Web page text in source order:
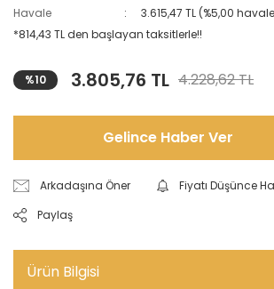
Havale
3.615,47 TL (%5,00
*814,43 TL den başlayan taksitlerle!!
%10 3.805,76 TL 4.228,62 TL
Gelince Haber Ver
Arkadaşına Öner
Fiyatı Düşünce
Paylaş
Ürün Bilgisi